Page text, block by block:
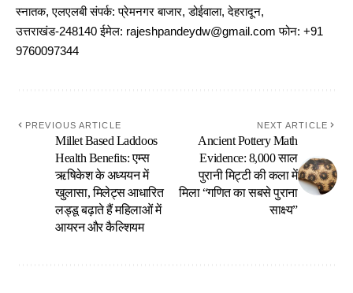
स्नातक, एलएलबी संपर्क: प्रेमनगर बाजार, डोईवाला, देहरादून,
उत्तराखंड-248140 ईमेल: rajeshpandeydw@gmail.com फोन: +91
9760097344
PREVIOUS ARTICLE
Millet Based Laddoos
Health Benefits: एम्स
ऋषिकेश के अध्ययन में
खुलासा, मिलेट्स आधारित
लड्डू बढ़ाते हैं महिलाओं में
आयरन और कैल्शियम
NEXT ARTICLE
Ancient Pottery Math
Evidence: 8,000 साल
पुरानी मिट्टी की कला में
मिला “गणित का सबसे पुराना
साक्ष्य”